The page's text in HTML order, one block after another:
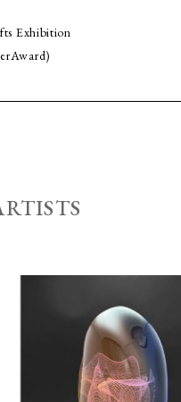
Exhibition